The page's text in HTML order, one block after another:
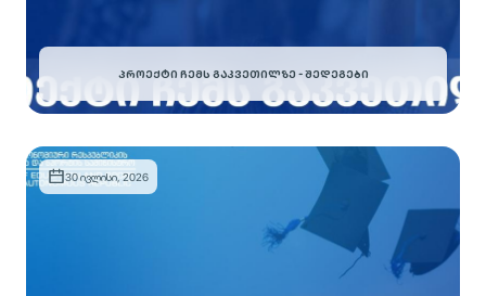
ᲞᲠᲝᲔᲥᲢᲘ ᲩᲔᲛᲡ ᲒᲐᲙᲕᲔᲗᲘᲚᲖᲔ - ᲨᲔᲓᲔᲒᲔᲑᲘ
30 ივლისი, 2026